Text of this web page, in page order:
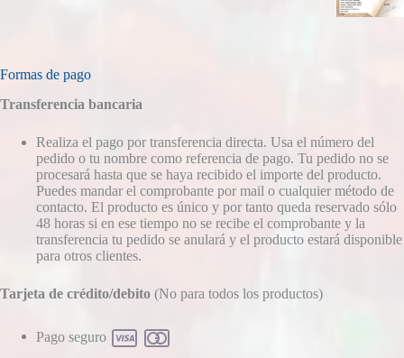
Formas de pago
Transferencia bancaria
Realiza el pago por transferencia directa. Usa el número del
pedido o tu nombre como referencia de pago. Tu pedido no se
procesará hasta que se haya recibido el importe del producto.
Puedes mandar el comprobante por mail o cualquier método de
contacto. El producto es único y por tanto queda reservado sólo
48 horas si en ese tiempo no se recibe el comprobante y la
transferencia tu pedido se anulará y el producto estará disponible
para otros clientes.
Tarjeta de crédito/debito (No para todos los productos)
Pago seguro